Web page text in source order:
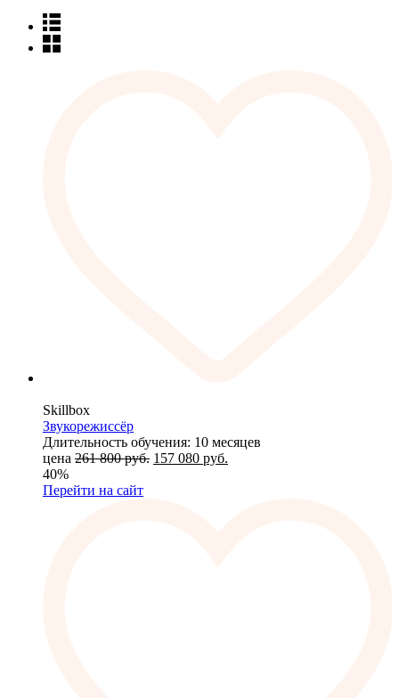
Skillbox
Звукорежиссёр
Длительность обучения: 10 месяцев
цена 261 800руб. 157 080 руб.
40%
Перейти на сайт